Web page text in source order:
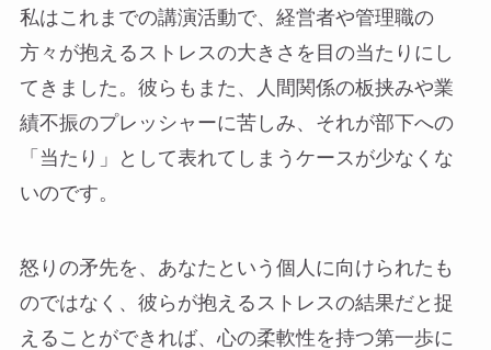
私はこれまでの講演活動で、経営者や管理職の
方々が抱えるストレスの大きさを目の当たりにし
てきました。彼らもまた、人間関係の板挟みや業
績不振のプレッシャーに苦しみ、それが部下への
「当たり」として表れてしまうケースが少なくな
いのです。
怒りの矛先を、あなたという個人に向けられたも
のではなく、彼らが抱えるストレスの結果だと捉
えることができれば、心の柔軟性を持つ第一歩に